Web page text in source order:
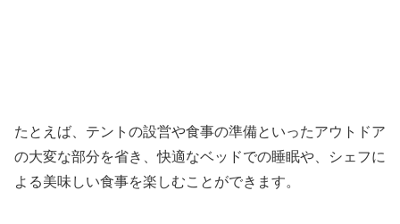
たとえば、テントの設営や食事の準備といったアウトドア
の大変な部分を省き、快適なベッドでの睡眠や、シェフに
よる美味しい食事を楽しむことができます。